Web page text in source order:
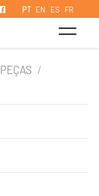
PT EN ES FR
PEÇAS /